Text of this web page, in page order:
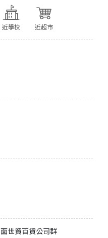
近學校 近超市
面世貿百貨公司群